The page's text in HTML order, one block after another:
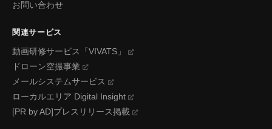
お問い合わせ
関連サービス
動画研修サービス「VIVATS」
ドローン空撮事業
メールシステムサービス
ローカルエリア Digital Insight
[PR by AD]プレスリリース掲載